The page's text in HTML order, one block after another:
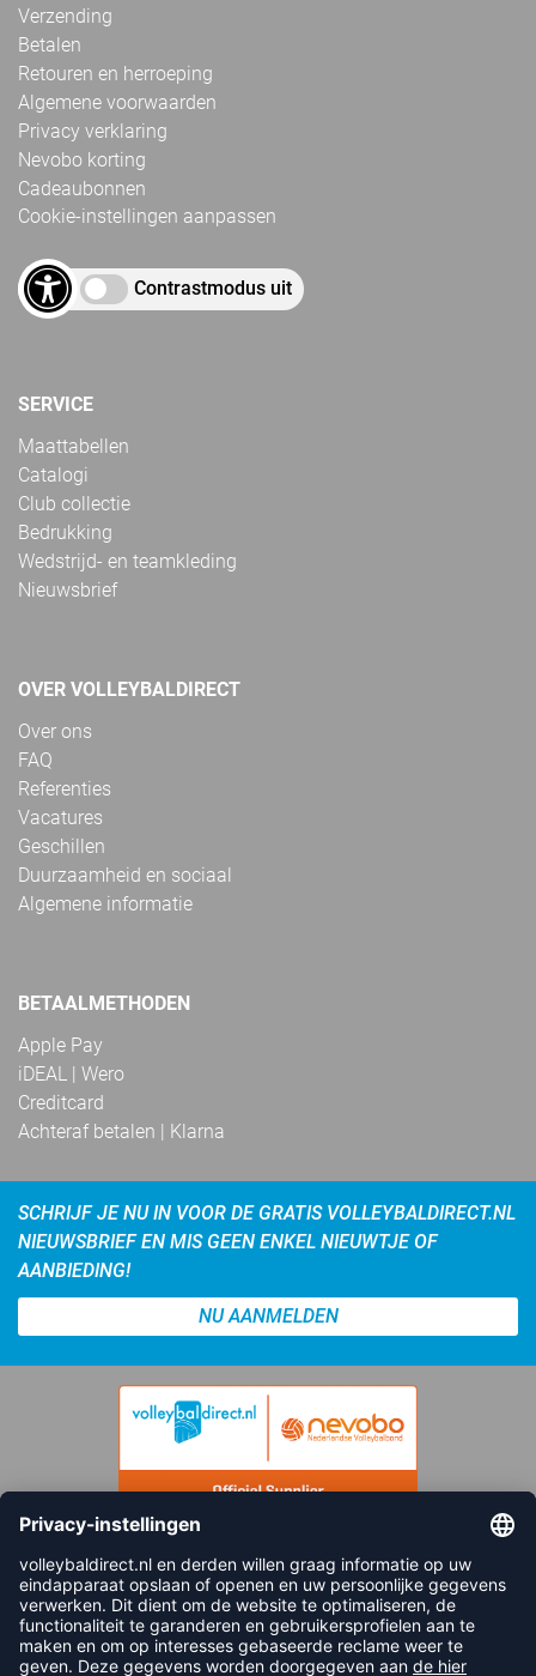
Verzending
Betalen
Retouren en herroeping
Algemene voorwaarden
Privacy verklaring
Nevobo korting
Cadeaubonnen
Cookie-instellingen aanpassen
Contrastmodus uit
SERVICE
Maattabellen
Catalogi
Club collectie
Bedrukking
Wedstrijd- en teamkleding
Nieuwsbrief
OVER VOLLEYBALDIRECT
Over ons
FAQ
Referenties
Vacatures
Geschillen
Duurzaamheid en sociaal
Algemene informatie
BETAALMETHODEN
Apple Pay
iDEAL | Wero
Creditcard
Achteraf betalen | Klarna
SCHRIJF JE NU IN VOOR DE GRATIS VOLLEYBALDIRECT.NL
NIEUWSBRIEF EN MIS GEEN ENKEL NIEUWTJE OF
AANBIEDING!
NU AANMELDEN